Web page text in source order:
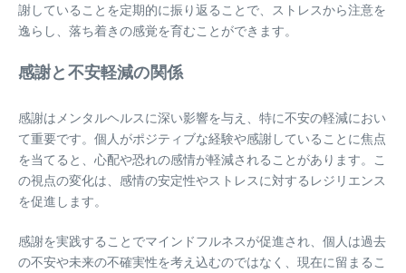
謝していることを定期的に振り返ることで、ストレスから注意を
逸らし、落ち着きの感覚を育むことができます。
感謝と不安軽減の関係
感謝はメンタルヘルスに深い影響を与え、特に不安の軽減におい
て重要です。個人がポジティブな経験や感謝していることに焦点
を当てると、心配や恐れの感情が軽減されることがあります。こ
の視点の変化は、感情の安定性やストレスに対するレジリエンス
を促進します。
感謝を実践することでマインドフルネスが促進され、個人は過去
の不安や未来の不確実性を考え込むのではなく、現在に留まるこ